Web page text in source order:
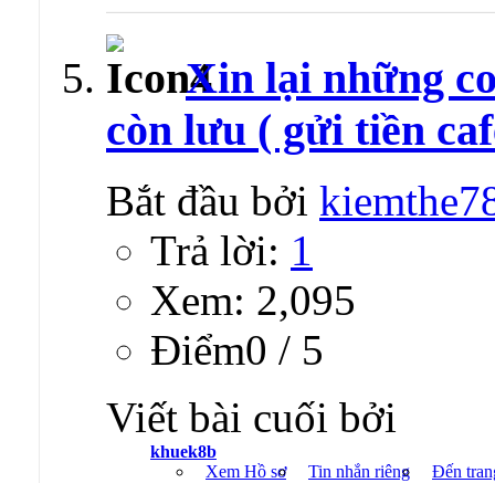
Xin lại những
còn lưu ( gửi tiền
Bắt đầu bởi
Trả lời: 1
Xem: 2,095
Ðiểm0 / 5
Viết bài cuối bởi
khuek8b
Xem Hồ sơ
Tin nhắn riêng Đến